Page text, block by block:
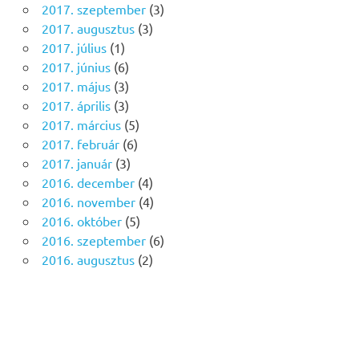
2017. szeptember(3)
2017. augusztus(3)
2017. július(1)
2017. június(6)
2017. május(3)
2017. április(3)
2017. március(5)
2017. február(6)
2017. január(3)
2016. december(4)
2016. november(4)
2016. október(5)
2016. szeptember(6)
2016. augusztus(2)